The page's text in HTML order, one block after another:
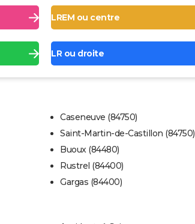
LREM ou centre
LR ou droite
Caseneuve (84750)
Saint-Martin-de-Castillon (84750)
Buoux (84480)
Rustrel (84400)
Gargas (84400)